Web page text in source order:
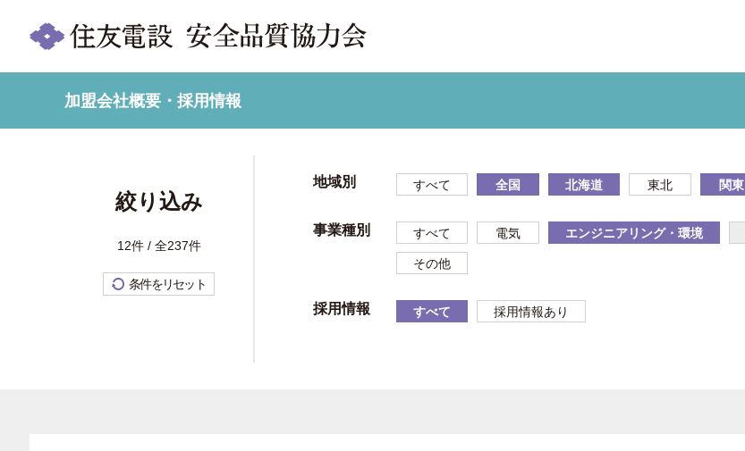
加盟会社概要・採用情報
絞り込み
12件 / 全237件
条件をリセット
地域別 すべて 全国 北海道 東北 関東
事業種別 すべて 電気 エンジニアリング・環境
その他
採用情報 すべて 採用情報あり